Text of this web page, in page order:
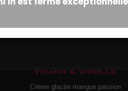
VEGAN & VANILLE
Crème glacée mangue passion